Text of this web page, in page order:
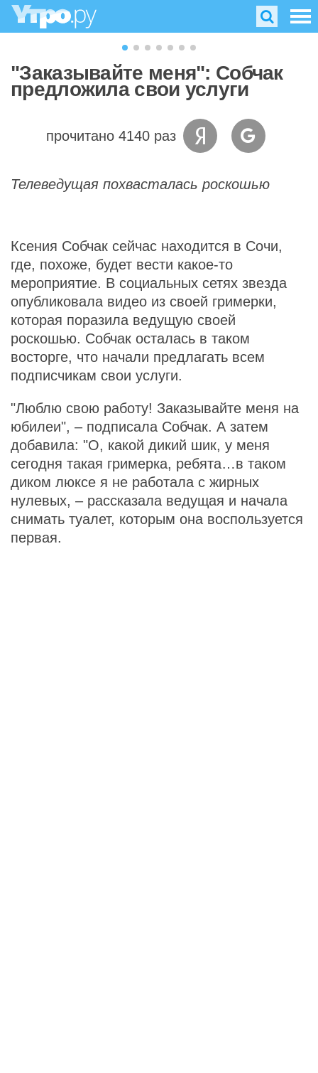
"Заказывайте меня": Собчак
предложила свои услуги
прочитано 4140 раз
Телеведущая похвасталась роскошью
Ксения Собчак сейчас находится в Сочи,
где, похоже, будет вести какое-то
мероприятие. В социальных сетях звезда
опубликовала видео из своей гримерки,
которая поразила ведущую своей
роскошью. Собчак осталась в таком
восторге, что начали предлагать всем
подписчикам свои услуги.
"Люблю свою работу! Заказывайте меня на
юбилеи", – подписала Собчак. А затем
добавила: "О, какой дикий шик, у меня
сегодня такая гримерка, ребята…в таком
диком люксе я не работала с жирных
нулевых, – рассказала ведущая и начала
снимать туалет, которым она воспользуется
первая.